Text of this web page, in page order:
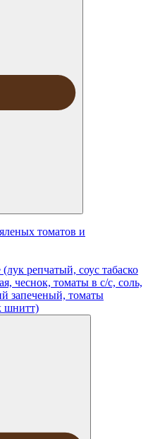
томатов и
репчатый, соус табаско
чеснок, томаты в с/с, соль,
запеченый, томаты
шнитт)